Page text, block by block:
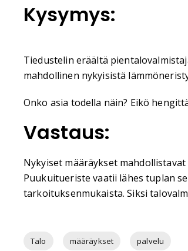
Kysymys:
Tiedustelin eräältä
mahdollinen nykyisistä
Onko asia todella näin? Eikö
Vastaus:
Nykyiset määräykset
Puukuitueriste vaatii lähes tuplan
tarkoituksenmukaista. Siksi
Talo määräykset palvelu